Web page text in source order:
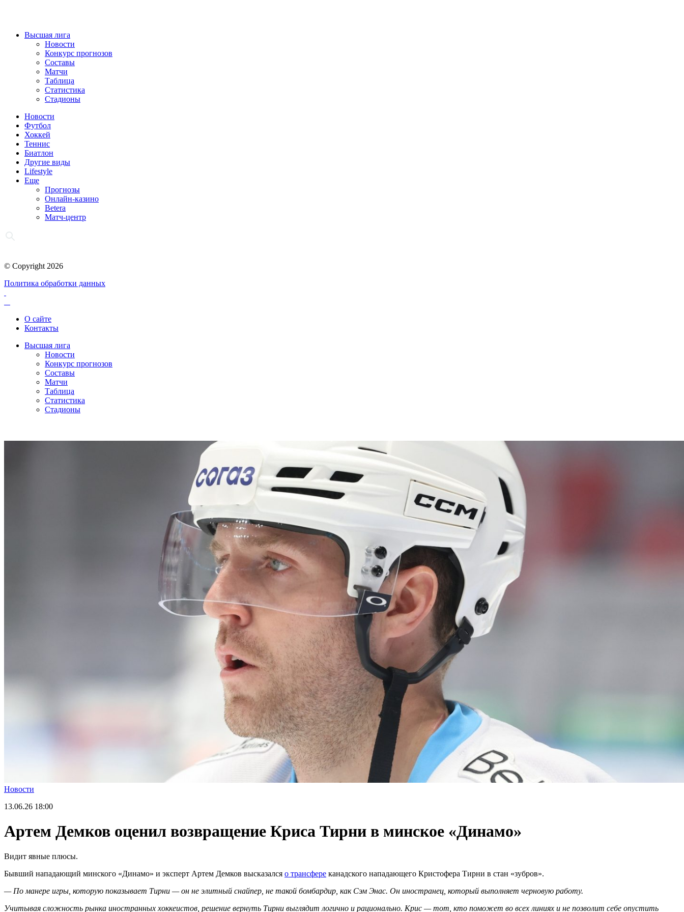
Высшая лига
Новости
Конкурс прогнозов
Составы
Матчи
Таблица
Статистика
Стадионы
Новости
Футбол
Хоккей
Теннис
Биатлон
Другие виды
Lifestyle
Еще
Прогнозы
Онлайн-казино
Betera
Матч-центр
© Copyright 2026
Политика обработки данных
О сайте
Контакты
Высшая лига
Новости
Конкурс прогнозов
Составы
Матчи
Таблица
Статистика
Стадионы
Новости
13.06.26 18:00
Артем Демков оценил возвращение Криса Тирни в минское «Динамо»
Видит явные плюсы.
Бывший нападающий минского «Динамо» и эксперт Артем Демков высказался о трансфере канадского нападающего Кристофера Тирни в стан «зубров».
— По манере игры, которую показывает Тирни — он не элитный снайпер, не такой бомбардир, как Сэм Энас. Он иностранец, который выполняет черновую работу.
Учитывая сложность рынка иностранных хоккеистов, решение вернуть Тирни выглядит логично и рационально. Крис — тот, кто поможет во всех линиях и не позволит себе опустить